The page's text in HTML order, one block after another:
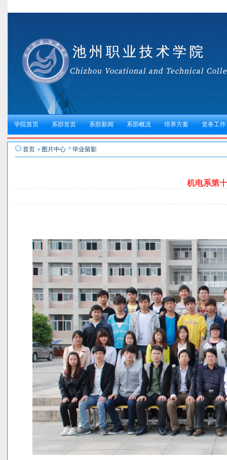
学院首页 系部首页 系部新闻 系部概况 培养方案 党务工作
首页 图片中心 毕业留影
机电系第